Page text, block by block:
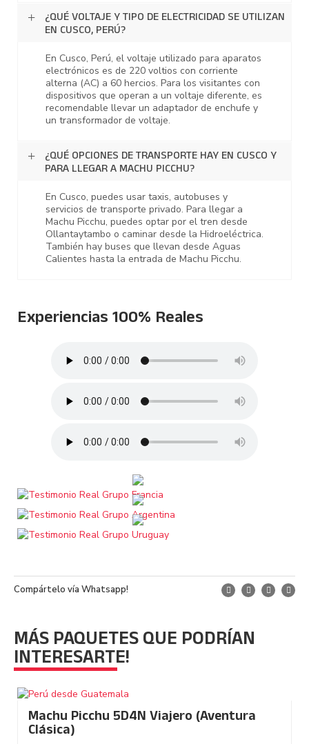
¿QUÉ VOLTAJE Y TIPO DE ELECTRICIDAD SE UTILIZAN
EN CUSCO, PERÚ?
En Cusco, Perú, el voltaje utilizado para aparatos
electrónicos es de 220 voltios con corriente
alterna (AC) a 60 hercios. Para los visitantes con
dispositivos que operan a un voltaje diferente, es
recomendable llevar un adaptador de enchufe y
un transformador de voltaje.
¿QUÉ OPCIONES DE TRANSPORTE HAY EN CUSCO Y
PARA LLEGAR A MACHU PICCHU?
En Cusco, puedes usar taxis, autobuses y
servicios de transporte privado. Para llegar a
Machu Picchu, puedes optar por el tren desde
Ollantaytambo o caminar desde la Hidroeléctrica.
También hay buses que llevan desde Aguas
Calientes hasta la entrada de Machu Picchu.
Experiencias 100% Reales
Compártelo vía Whatsapp!
MÁS PAQUETES QUE PODRÍAN
INTERESARTE!
Machu Picchu 5D4N Viajero (Aventura
Clásica)